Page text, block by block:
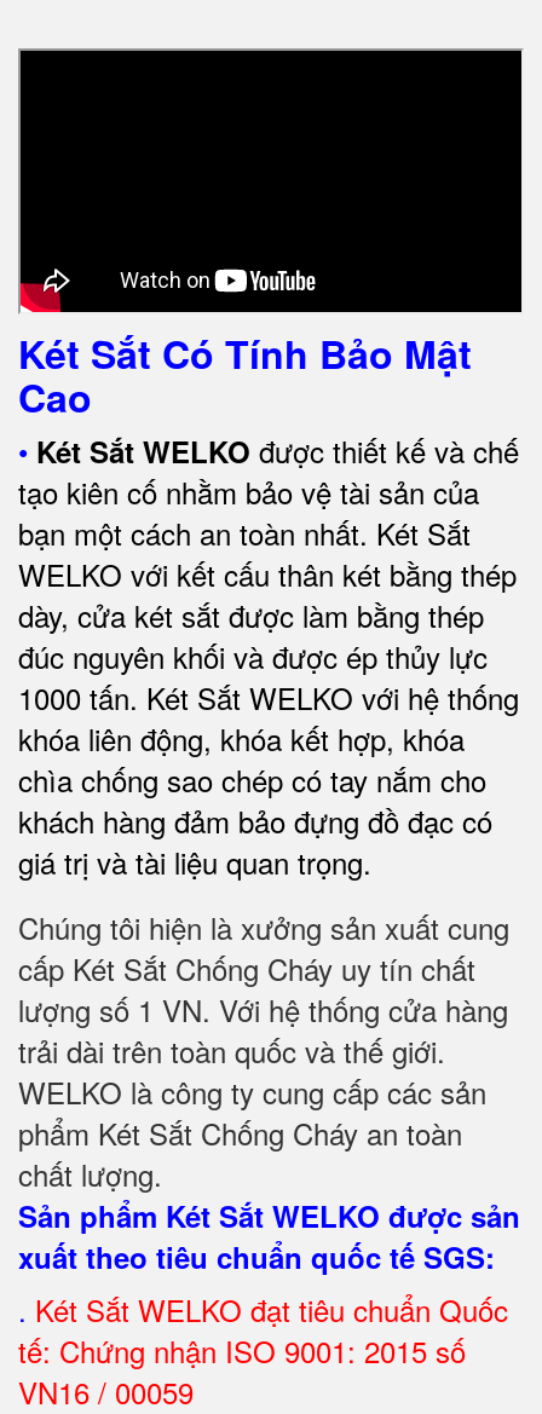
Két Sắt Có Tính Bảo Mật
Cao
• Két Sắt WELKO được thiết kế và chế
tạo kiên cố nhằm bảo vệ tài sản của
bạn một cách an toàn nhất. Két Sắt
WELKO với kết cấu thân két bằng thép
dày, cửa két sắt được làm bằng thép
đúc nguyên khối và được ép thủy lực
1000 tấn. Két Sắt WELKO với hệ thống
khóa liên động, khóa kết hợp, khóa
chìa chống sao chép có tay nắm cho
khách hàng đảm bảo đựng đồ đạc có
giá trị và tài liệu quan trọng.
Chúng tôi hiện là xưởng sản xuất cung
cấp Két Sắt Chống Cháy uy tín chất
lượng số 1 VN. Với hệ thống cửa hàng
trải dài trên toàn quốc và thế giới.
WELKO là công ty cung cấp các sản
phẩm Két Sắt Chống Cháy an toàn
chất lượng.
Sản phẩm Két Sắt WELKO được sản
xuất theo tiêu chuẩn quốc tế SGS:
. Két Sắt WELKO đạt tiêu chuẩn Quốc
tế: Chứng nhận ISO 9001: 2015 số
VN16 / 00059